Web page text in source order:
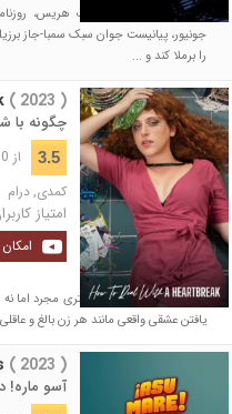
نیویورک، سال 2010.
را برملا کند و ...
( 2023 )
چگونه با
3.5 از 10
کمدی, درام
امتیاز
فیلم داستان "ماریا فه" دختری مجرد اما
یافتن عشقی واقعی مانند هر زن بالغ و
( 2023 )
آسو ماره!